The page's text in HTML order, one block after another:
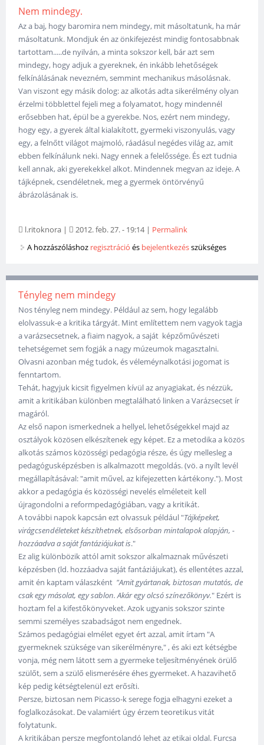
Nem mindegy.
Az a baj, hogy baromira nem mindegy, mit másoltatunk, ha már
másoltatunk. Mondjuk én az önkifejezést mindig fontosabbnak
tartottam.....de nyilván, a minta sokszor kell, bár azt sem
mindegy, hogy adjuk a gyereknek, én inkább lehetőségek
felkínálásának nevezném, semmint mechanikus másolásnak.
Van viszont egy másik dolog: az alkotás adta sikerélmény olyan
érzelmi többlettel fejeli meg a folyamatot, hogy mindennél
erősebben hat, épül be a gyerekbe. Nos, ezért nem mindegy,
hogy egy, a gyerek által kialakított, gyermeki viszonyulás, vagy
egy, a felnőtt világot majmoló, ráadásul negédes világ az, amit
ebben felkínálunk neki. Nagy ennek a felelőssége. És ezt tudnia
kell annak, aki gyerekekkel alkot. Mindennek megvan az ideje. A
tájképnek, csendéletnek, meg a gyermek öntörvényű
ábrázolásának is.
l.ritoknora | 2012. feb. 27. - 19:14| Permalink
A hozzászóláshoz regisztráció és bejelentkezésszükséges
Tényleg nem mindegy
Nos tényleg nem mindegy. Például az sem, hogy legalább
elolvassuk-e a kritika tárgyát. Mint említettem nem vagyok tagja
a varázsecsetnek, a fiaim nagyok, a saját képzőművészeti
tehetségemet sem fogják a nagy múzeumok magasztalni.
Olvasni azonban még tudok, és véleméynalkotási jogomat is
fenntartom.
Tehát, hagyjuk kicsit figyelmen kívül az anyagiakat, és nézzük,
amit a kritikában különben megtalálható linken a Varázsecset ír
magáról.
Az első napon ismerkednek a hellyel, lehetőségekkel majd az
osztályok közösen elkészítenek egy képet. Ez a metodika a közös
alkotás számos közösségi pedagógia része, és úgy mellesleg a
pedagógusképzésben is alkalmazott megoldás. (vö. a nyílt levél
megállapításával: "amit művel, az kifejezetten kártékony."). Most
akkor a pedagógia és közösségi nevelés elméleteit kell
újragondolni a reformpedagógiában, vagy a kritikát.
A további napok kapcsán ezt olvassuk például "Tájképeket,
virágcsendéleteket készíthetnek, elsősorban mintalapok alapján, -
hozzáadva a saját fantáziájukat is."
Ez alig különbözik attól amit sokszor alkalmaznak művészeti
képzésben (ld. hozzáadva saját fantáziájukat), és ellentétes azzal,
amit én kaptam válaszként "Amit gyártanak, biztosan mutatós, de
csak egy másolat, egy sablon. Akár egy olcsó színezőkönyv." Ezért is
hoztam fel a kifestőkönyveket. Azok ugyanis sokszor szinte
semmi személyes szabadságot nem engednek.
Számos pedagógiai elmélet egyet ért azzal, amit írtam "A
gyermeknek szüksége van sikerélményre," , és aki ezt kétségbe
vonja, még nem látott sem a gyermeke teljesítményének örülő
szülőt, sem a szülő elismerésére éhes gyermeket. A hazavihető
kép pedig kétségtelenül ezt erősíti.
Persze, biztosan nem Picasso-k serege fogja elhagyni ezeket a
foglalkozásokat. De valamiért úgy érzem teoretikus vitát
folytatunk.
A kritikában persze megfontolandó lehet az etikai oldal. Furcsa